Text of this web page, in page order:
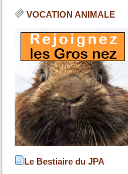
VOCATION ANIMALE
Le Bestiaire du JPA